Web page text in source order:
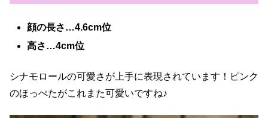
顔の長さ…4.6cm位
高さ…4cm位
シナモロールの可愛さが上手に表現されています！ピンク
のほっぺたがこれまた可愛いですね♪